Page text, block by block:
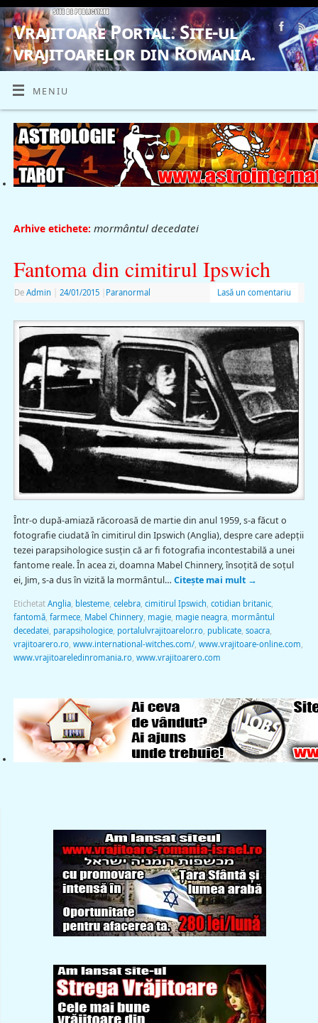
Vrajitoare Portal. Site-ul
vrajitoarelor din Romania.
VRAJITOARE, VRAJITOARELE, VRAJITOARE
MENIU
Arhive etichete: mormântul decedatei
Fantoma din cimitirul Ipswich
De Admin 24/01/2015 Paranormal Lasă un comentariu
Într-o după-amiază răcoroasă de martie din anul 1959, s-a făcut o
fotografie ciudată în cimitirul din Ipswich (Anglia), despre care adepții
tezei parapsihologice susţin că ar fi fotografia incontestabilă a unei
fantome reale. În acea zi, doamna Mabel Chinnery, însoțită de soțul
ei, Jim, s-a dus în vizită la mormântul… Citește mai mult →
Etichetat Anglia, blesteme, celebra, cimitirul Ipswich cotidian britanic,
fantomă, farmece, Mabel Chinnery, magie, magie neagra, mormântul
decedatei parapsihologice, portalulvrajitoarelor.ro, publicate, soacra,
vrajitoarero.ro, www.international-witches.com/, www.vrajitoare-online.com
www.vrajitoareledinromania.ro, www.vrajitoarero.com